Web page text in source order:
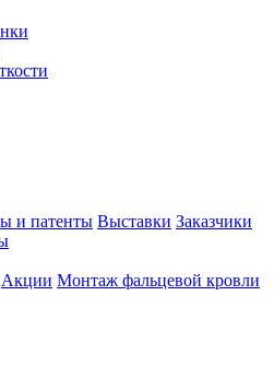
и патенты Выставки Заказчики
Акции Монтаж фальцевой кровли